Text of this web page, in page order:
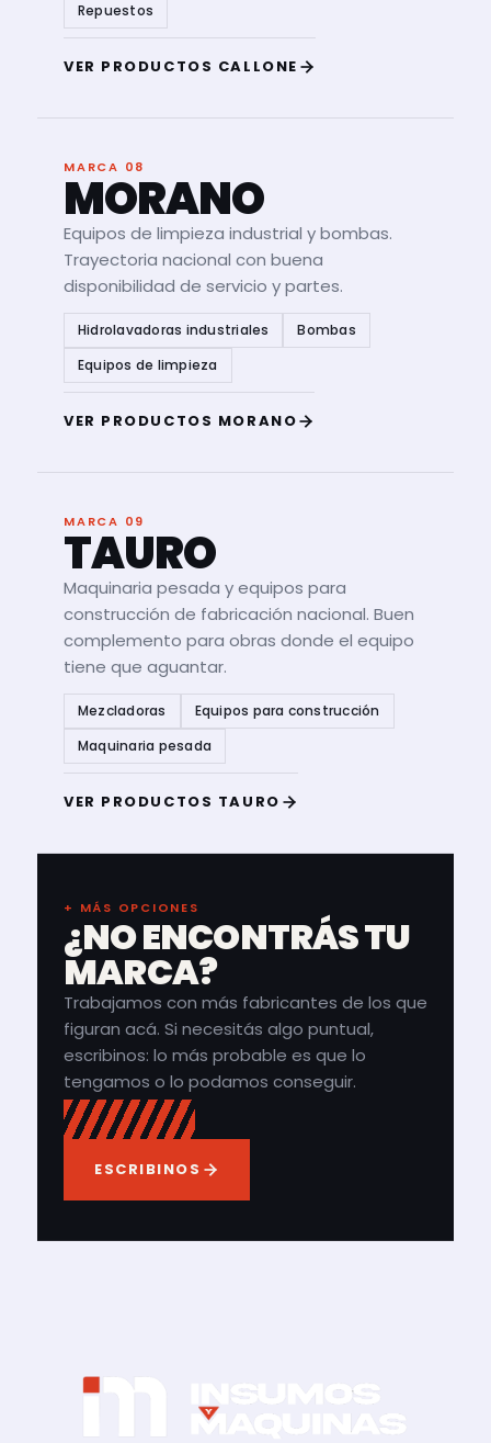
Repuestos
VER PRODUCTOS CALLONE
MARCA 08
MORANO
Equipos de limpieza industrial y bombas.
Trayectoria nacional con buena
disponibilidad de servicio y partes.
Hidrolavadoras industriales
Bombas
Equipos de limpieza
VER PRODUCTOS MORANO
MARCA 09
TAURO
Maquinaria pesada y equipos para
construcción de fabricación nacional. Buen
complemento para obras donde el equipo
tiene que aguantar.
Mezcladoras
Equipos para construcción
Maquinaria pesada
VER PRODUCTOS TAURO
+ MÁS OPCIONES
¿NO ENCONTRÁS TU
MARCA?
Trabajamos con más fabricantes de los que
figuran acá. Si necesitás algo puntual,
escribinos: lo más probable es que lo
tengamos o lo podamos conseguir.
ESCRIBINOS